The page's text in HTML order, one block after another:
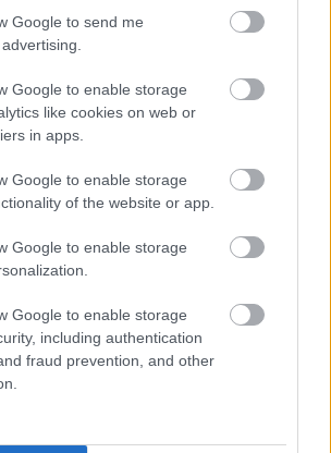
Google to send me
Google to enable storage
like cookies on web or
in apps.
Google to enable storage
of the website or app.
Google to enable storage
Google to enable storage
including authentication
fraud prevention, and other
Ingatlanügyben nagyot
készülsz, lendülj akcióba,
tervezel, munkahelyi
21.)Ahelyett, hogy megnyílnál a
támadsz és manipulálsz -
a taktikádon.
A pénz hatalom, ezért úgy add
hogy ismered a
hatásokat, ráadásul csak